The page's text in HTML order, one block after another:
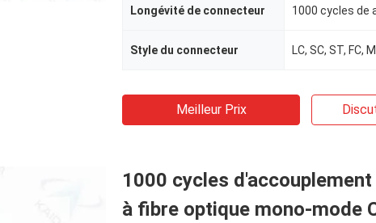
Longévité de connecteur 1000 cycles de
Style du connecteur
Meilleur Prix
1000 cycles
à fibre optique mono-mode